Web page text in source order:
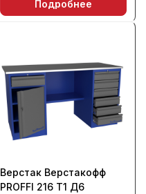
Подробнее
Верстак Верстакофф
PROFFI 216 Т1 Д6